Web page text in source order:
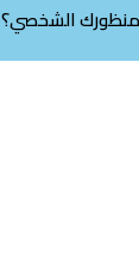
منظورك الشخصي؟